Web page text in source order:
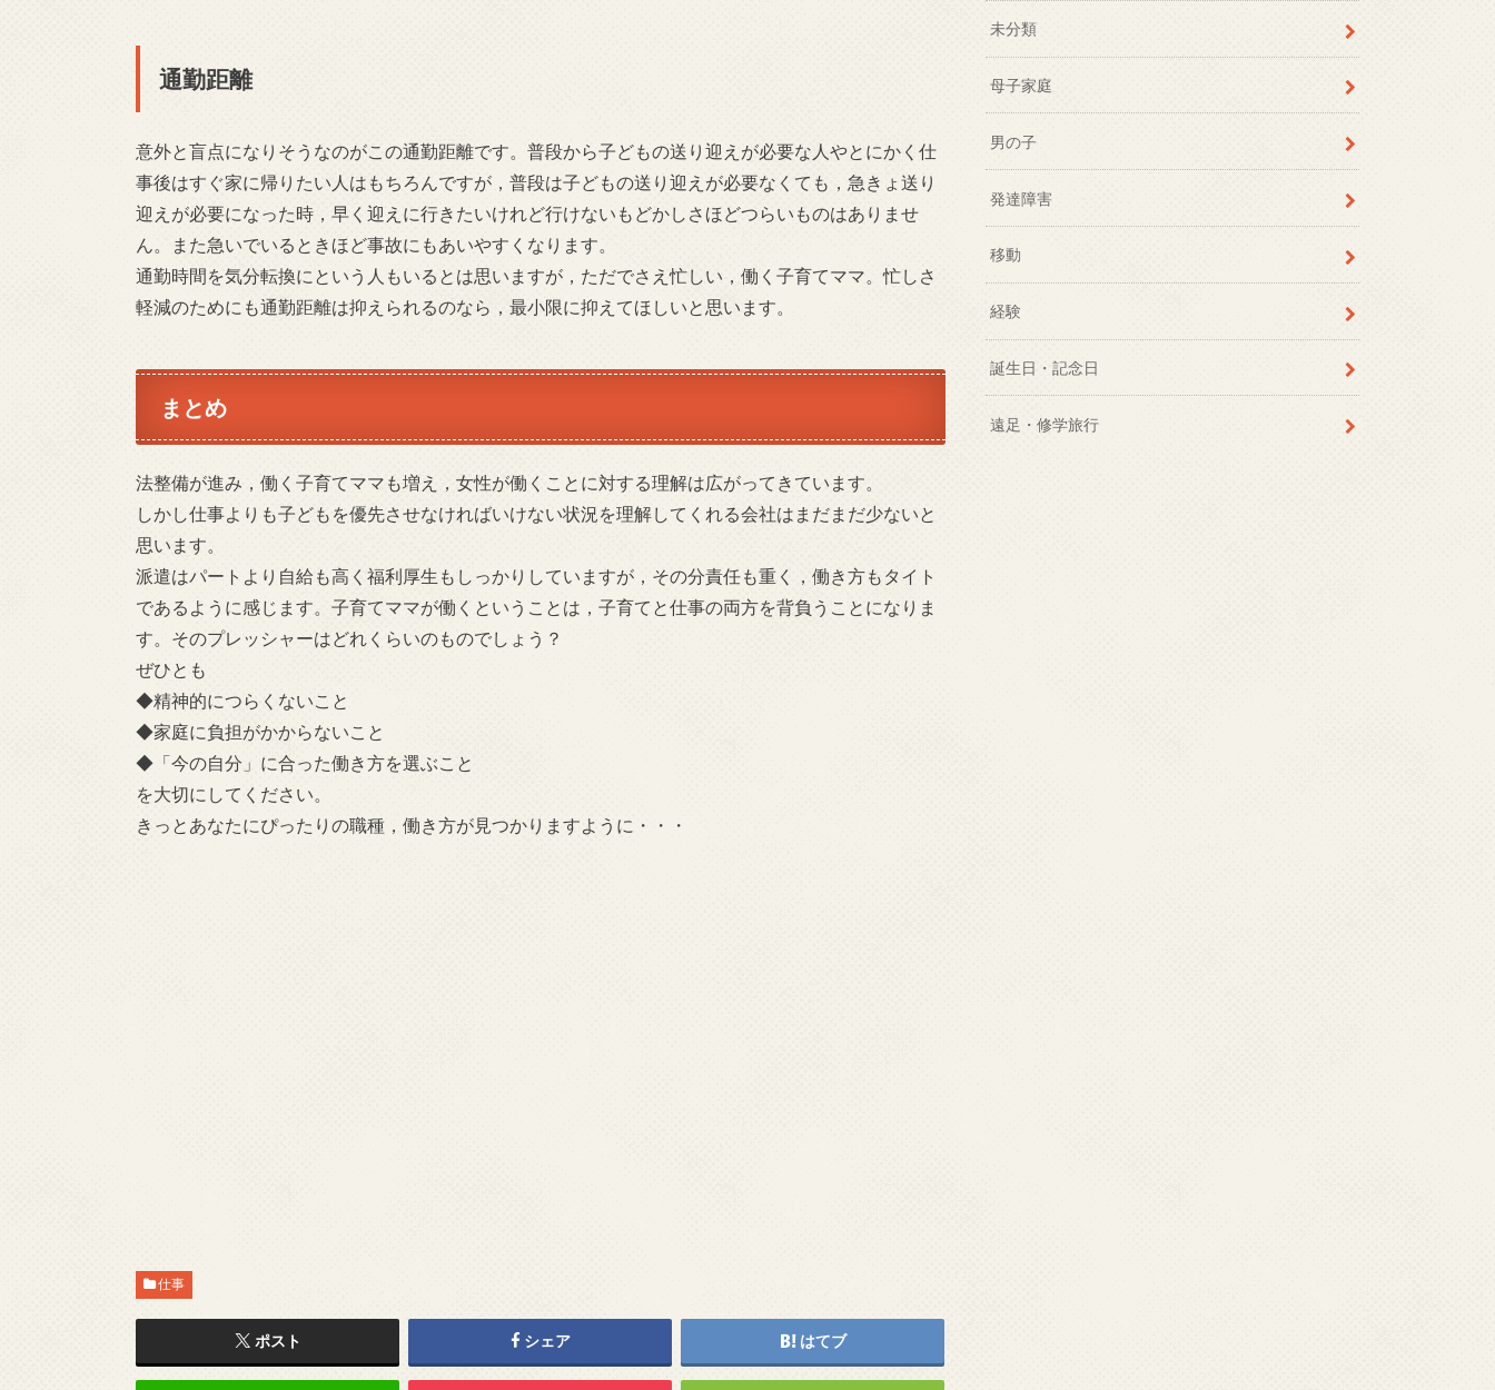
通勤距離
意外と盲点になりそうなのがこの通勤距離です。普段から子どもの送り迎えが必要な人やとにかく仕
事後はすぐ家に帰りたい人はもちろんですが，普段は子どもの送り迎えが必要なくても，急きょ送り
迎えが必要になった時，早く迎えに行きたいけれど行けないもどかしさほどつらいものはありませ
ん。また急いでいるときほど事故にもあいやすくなります。
通勤時間を気分転換にという人もいるとは思いますが，ただでさえ忙しい，働く子育てママ。忙しさ
軽減のためにも通勤距離は抑えられるのなら，最小限に抑えてほしいと思います。
まとめ
法整備が進み，働く子育てママも増え，女性が働くことに対する理解は広がってきています。
しかし仕事よりも子どもを優先させなければいけない状況を理解してくれる会社はまだまだ少ないと
思います。
派遣はパートより自給も高く福利厚生もしっかりしていますが，その分責任も重く，働き方もタイト
であるように感じます。子育てママが働くということは，子育てと仕事の両方を背負うことになりま
す。そのプレッシャーはどれくらいのものでしょう？
ぜひとも
◆精神的につらくないこと
◆家庭に負担がかからないこと
◆「今の自分」に合った働き方を選ぶこと
を大切にしてください。
きっとあなたにぴったりの職種，働き方が見つかりますように・・・
仕事
ポスト シェア はてブ
未分類
母子家庭
男の子
発達障害
移動
経験
誕生日・記念日
遠足・修学旅行